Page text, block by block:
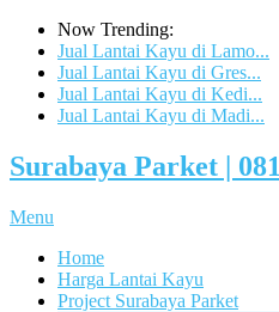
Now Trending:
Jual Lantai Kayu di Lamo...
Jual Lantai Kayu di Gres...
Jual Lantai Kayu di Kedi...
Jual Lantai Kayu di Madi...
Surabaya Parket |
Menu
Home
Harga Lantai Kayu
Project Surabaya Parket